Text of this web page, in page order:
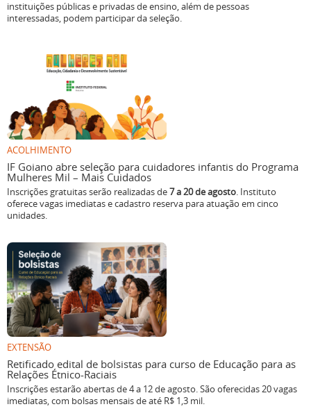
instituições públicas e privadas de ensino, além de pessoas
interessadas, podem participar da seleção.
ACOLHIMENTO
IF Goiano abre seleção para cuidadores infantis do Programa
Mulheres Mil – Mais Cuidados
Inscrições gratuitas serão realizadas de7 a 20 de agosto. Instituto
oferece vagas imediatas e cadastro reserva para atuação em cinco
unidades.
EXTENSÃO
Retificado edital de bolsistas para curso de Educação para as
Relações Étnico-Raciais
Inscrições estarão abertas de 4 a 12 de agosto. São oferecidas 20 vagas
imediatas, com bolsas mensais de até R$ 1,3 mil.